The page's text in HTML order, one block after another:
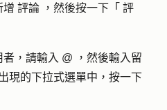
增 評論 ，然後按一下「 評
，請輸入 @ ，然後輸入留
現的下拉式選單中，按一下